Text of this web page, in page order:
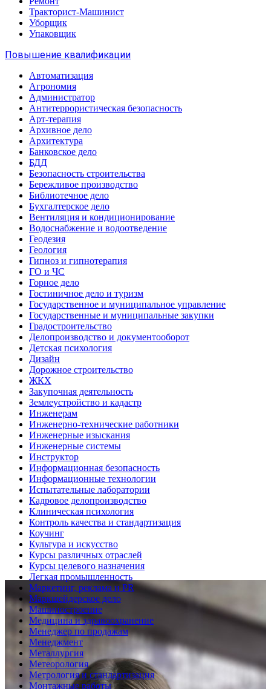
Тракторист-Машинист
Уборщик
Упаковщик
Повышение квалификации
Автоматизация
Агрономия
Администратор
Антитеррористическая безопасность
Арт-терапия
Архивное дело
Архитектура
Банковское дело
БДД
Безопасность строительства
Бережливое производство
Библиотечное дело
Бухгалтерское дело
Вентиляция и кондиционирование
Водоснабжение и водоотведение
Геодезия
Геология
Гипноз и гипнотерапия
ГО и ЧС
Горное дело
Гостиничное дело и туризм
Государственное и муниципальное управление
Государственные и муниципальные закупки
Градостроительство
Делопроизводство и документооборот
Детская психология
Дизайн
Дорожное строительство
ЖКХ
Закупочная деятельность
Землеустройство и кадастр
Инженерам
Инженерно-технические работники
Инженерные изыскания
Инженерные системы
Инструктор
Информационная безопасность
Информационные технологии
Испытательные лаборатории
Кадровое делопроизводство
Клиническая психология
Контроль качества и стандартизация
Коучинг
Культура и искусство
Курсы различных отраслей
Курсы целевого назначения
Легкая промышленность
Маркетинг, реклама и PR
Маркшейдерское дело
Машиностроение
Медицина и здравоохранение
Менеджер по продажам
Менеджмент
Металлургия
Метеорология
Метрология и стандартизация
Монтажные работы